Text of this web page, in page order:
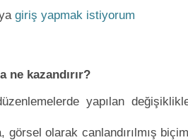
giriş yapmak istiyorum
ne kazandırır?
yapılan
olarak canlandırılmış